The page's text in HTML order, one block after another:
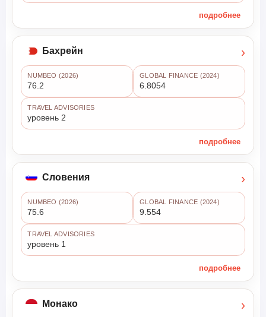
подробнее
Бахрейн ›
NUMBEO (2026)
76.2
GLOBAL FINANCE (2024)
6.8054
TRAVEL ADVISORIES
уровень 2
подробнее
Словения ›
NUMBEO (2026)
75.6
GLOBAL FINANCE (2024)
9.554
TRAVEL ADVISORIES
уровень 1
подробнее
Монако ›